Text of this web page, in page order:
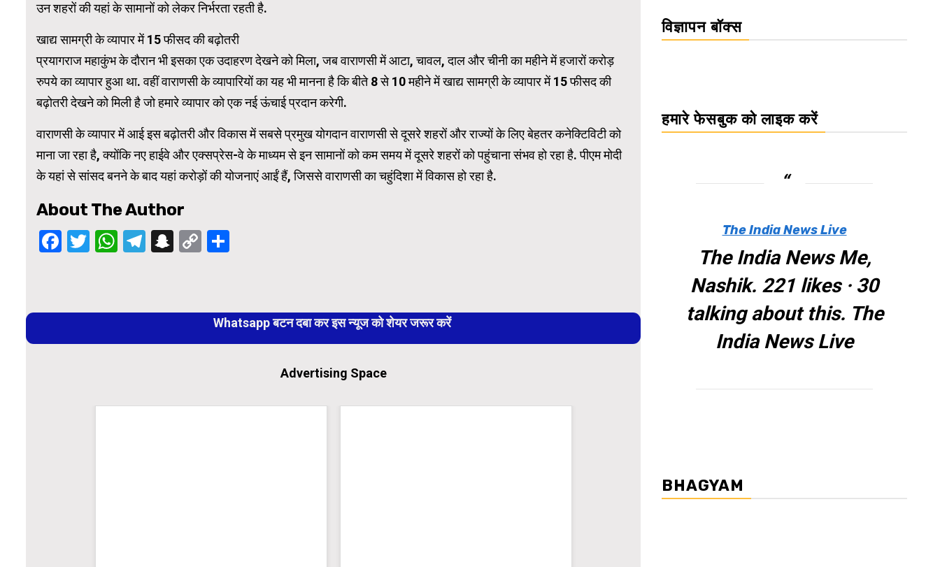
उन शहरों की यहां के सामानों को लेकर निर्भरता रहती है.
खाद्य सामग्री के व्यापार में 15 फीसद की बढ़ोतरी
प्रयागराज महाकुंभ के दौरान भी इसका एक उदाहरण देखने को मिला, जब वाराणसी में आटा, चावल, दाल और चीनी का महीने में हजारों करोड़
रुपये का व्यापार हुआ था. वहीं वाराणसी के व्यापारियों का यह भी मानना है कि बीते 8 से 10 महीने में खाद्य सामग्री के व्यापार में 15 फीसद की
बढ़ोतरी देखने को मिली है जो हमारे व्यापार को एक नई ऊंचाई प्रदान करेगी.
वाराणसी के व्यापार में आई इस बढ़ोतरी और विकास में सबसे प्रमुख योगदान वाराणसी से दूसरे शहरों और राज्यों के लिए बेहतर कनेक्टिविटी को
माना जा रहा है, क्योंकि नए हाईवे और एक्सप्रेस-वे के माध्यम से इन सामानों को कम समय में दूसरे शहरों को पहुंचाना संभव हो रहा है. पीएम मोदी
के यहां से सांसद बनने के बाद यहां करोड़ों की योजनाएं आईं हैं, जिससे वाराणसी का चहुंदिशा में विकास हो रहा है.
About The Author
Facebook
Twitter
WhatsApp
Telegram
Snapchat
Copy
Reading
Whatsapp बटन दबा कर इस न्यूज को शेयर जरूर करें
Advertising Space
विज्ञापन बॉक्स
हमारे फेसबुक को लाइक करें
The India News Live
The India News Me,
Nashik. 221 likes · 30
talking about this. The
India News Live
BHAGYAM